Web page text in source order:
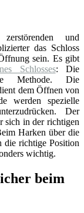
und
das Schloss
sein. Es gibt
Schlosses: Die
Methode. Die
dem Öffnen von
werden spezielle
Der
sich in der richtigen
Harken über die
die richtige Position
wichtig.
beim